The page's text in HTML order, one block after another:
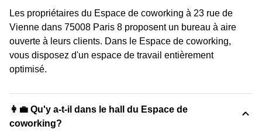
Les propriétaires du Espace de coworking à 23 rue de
Vienne dans 75008 Paris 8 proposent un bureau à aire
ouverte à leurs clients. Dans le Espace de coworking,
vous disposez d'un espace de travail entièrement
optimisé.
👩‍💼 Qu'y a-t-il dans le hall du Espace de
coworking?